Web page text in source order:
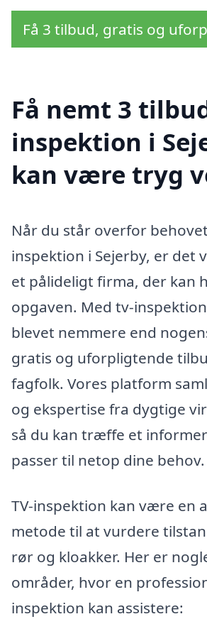
Få 3 tilbud, gratis og
Få nemt 3
inspektion i
kan være tryg
Når du står overfor
inspektion i Sejerby, er det
et pålideligt firma, der kan
opgaven. Med tv-
blevet nemmere end
gratis og uforpligtende
fagfolk. Vores platform
og ekspertise fra dygtige
så du kan træffe et
passer til netop dine behov.
TV-inspektion kan være en
metode til at vurdere
rør og kloakker. Her er
områder, hvor en
inspektion kan assistere: